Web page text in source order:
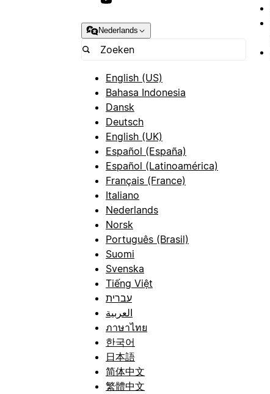
Nederlands
English (US)
Bahasa Indonesia
Dansk
Deutsch
English (UK)
Español (España)
Español (Latinoamérica)
Français (France)
Italiano
Nederlands
Norsk
Português (Brasil)
Suomi
Svenska
Tiếng Việt
עברית
العربية
ภาษาไทย
한국어
日本語
简体中文
繁體中文